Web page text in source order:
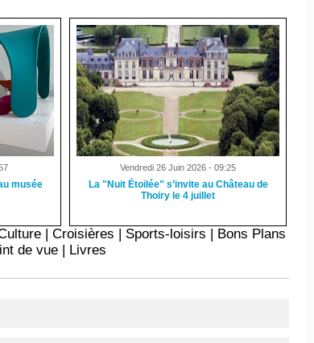
musée
Vendredi 26 Juin 2026 - 09:25
La "Nuit Étoilée" s’invite au Château de
Thoiry le 4 juillet
|Croisières | Sports-loisirs | Bons Plans
de vue | Livres